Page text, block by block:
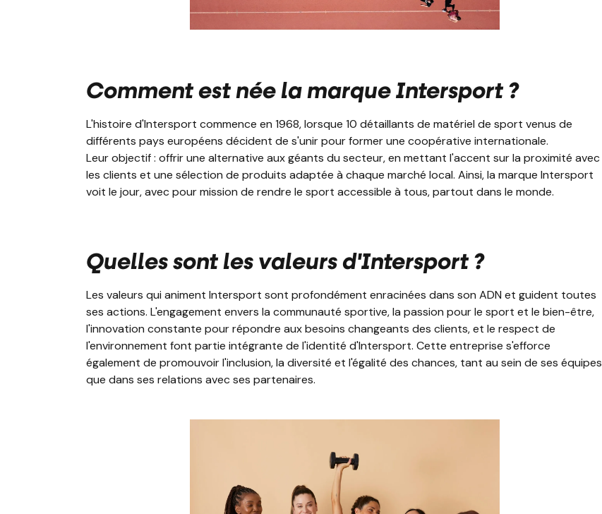
Comment est née la marque Intersport ?
L'histoire d'Intersport commence en 1968, lorsque 10 détaillants de matériel de sport venus de
différents pays européens décident de s'unir pour former une coopérative internationale.
Leur objectif : offrir une alternative aux géants du secteur, en mettant l'accent sur la proximité avec
les clients et une sélection de produits adaptée à chaque marché local. Ainsi, la marque Intersport
voit le jour, avec pour mission de rendre le sport accessible à tous, partout dans le monde.
Quelles sont les valeurs d'Intersport ?
Les valeurs qui animent Intersport sont profondément enracinées dans son ADN et guident toutes
ses actions. L'engagement envers la communauté sportive, la passion pour le sport et le bien-être,
l'innovation constante pour répondre aux besoins changeants des clients, et le respect de
l'environnement font partie intégrante de l'identité d'Intersport. Cette entreprise s'efforce
également de promouvoir l'inclusion, la diversité et l'égalité des chances, tant au sein de ses équipes
que dans ses relations avec ses partenaires.